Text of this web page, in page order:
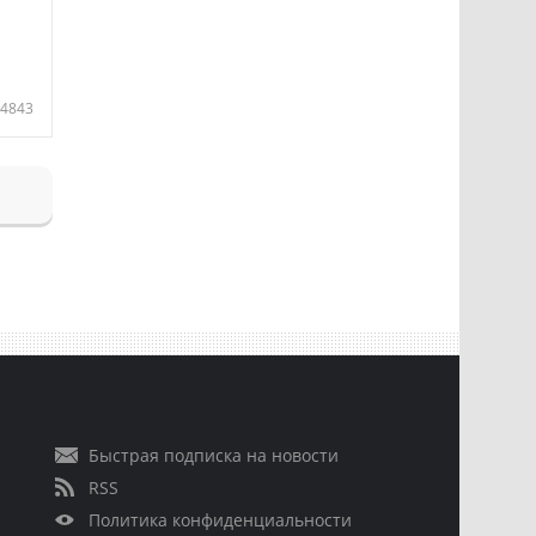
4843
Быстрая подписка на новости
RSS
Политика конфиденциальности